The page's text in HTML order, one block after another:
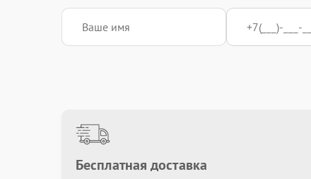
Бесплатная доставка